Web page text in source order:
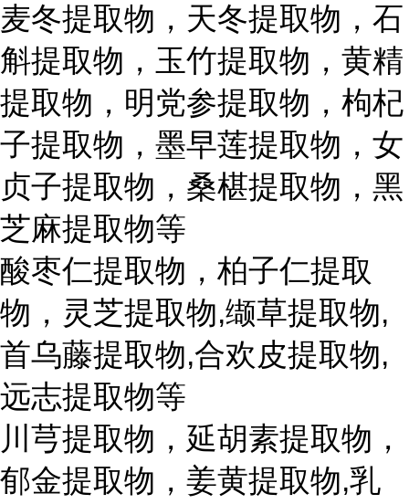
麦冬提取物，天冬提取物，石
斛提取物，玉竹提取物，黄精
提取物，明党参提取物，枸杞
子提取物，墨早莲提取物，女
贞子提取物，桑椹提取物，黑
芝麻提取物等
酸枣仁提取物，柏子仁提取
物，灵芝提取物,缬草提取物,
首乌藤提取物,合欢皮提取物,
远志提取物等
川芎提取物，延胡素提取物，
郁金提取物，姜黄提取物,乳